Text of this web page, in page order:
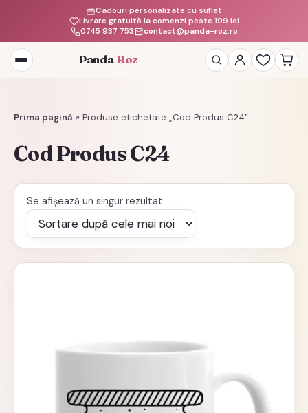
Livrare gratuită la comenzi peste 199 lei
Cadouri personalizate cu suflet
0745 937 753
contact@panda-roz.ro
Deschide
meniul
Panda Roz
Prima pagină » Produse etichetate „Cod Produs C24”
Cod Produs C24
Se afișează un singur rezultat